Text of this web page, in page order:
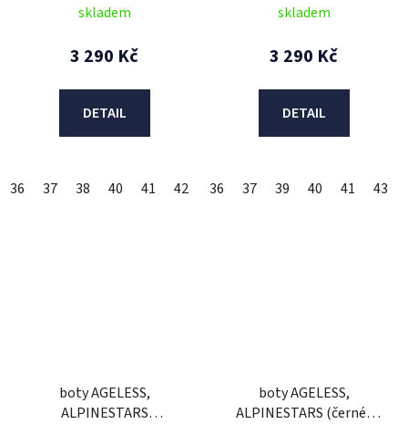
skladem
3 290 Kč
DETAIL
36 37 38 40 41 42 43 44 45 47 48
skladem
3 290 Kč
DETAIL
36 37 39 40 41 43
boty AGELESS,
ALPINESTARS
boty AGELESS,
ALPINESTARS (černé/